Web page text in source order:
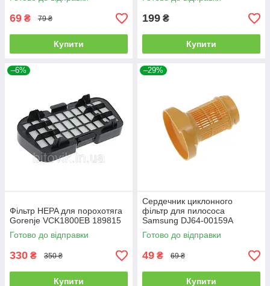
69 ₴ 79 ₴
Купити
199 ₴
Купити
–6%
Фільтр HEPA для порохотяга
Gorenje VCK1800EB 189815
Готово до відправки
330 ₴ 350 ₴
Купити
–29%
Сердечник циклонного
фільтр для пилососа
Samsung DJ64-00159A
Готово до відправки
49 ₴ 69 ₴
Купити